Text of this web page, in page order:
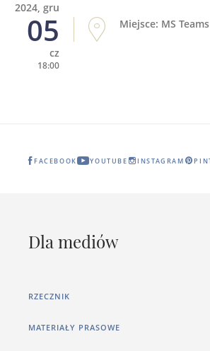
2024, gru
05
cz
18:00
Miejsce: MS Teams
FACEBOOK YOUTUBE INSTAGRAM
Dla mediów
RZECZNIK
MATERIAŁY PRASOWE